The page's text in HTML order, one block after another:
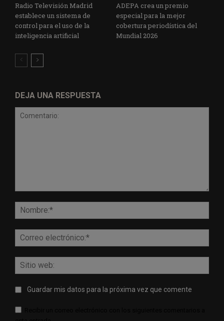
Radio Televisión Madrid
establece un sistema de
control para el uso de la
inteligencia artificial
ADEPA crea un premio
especial para la mejor
cobertura periodística del
Mundial 2026
DEJA UNA RESPUESTA
Guardar mis datos para la próxima vez que comente